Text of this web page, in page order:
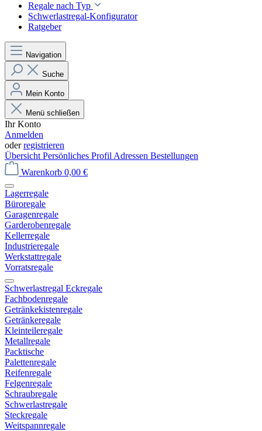
Regale nach Typ
Schwerlastregal-Konfigurator
Ratgeber
Navigation
Suche
Mein Konto
Menü schließen
Ihr Konto
Anmelden
oderregistrieren
Übersicht Persönliches Profil Adressen Bestellungen
Warenkorb 0,00 €
Lagerregale
Büroregale
Garagenregale
Garderobenregale
Kellerregale
Industrieregale
Werkstattregale
Vorratsregale
Schwerlastregal Eckregale
Fachbodenregale
Getränkekistenregale
Getränkeregale
Kleinteileregale
Metallregale
Packtische
Palettenregale
Reifenregale
Felgenregale
Schraubregale
Schwerlastregale
Steckregale
Weitspannregale